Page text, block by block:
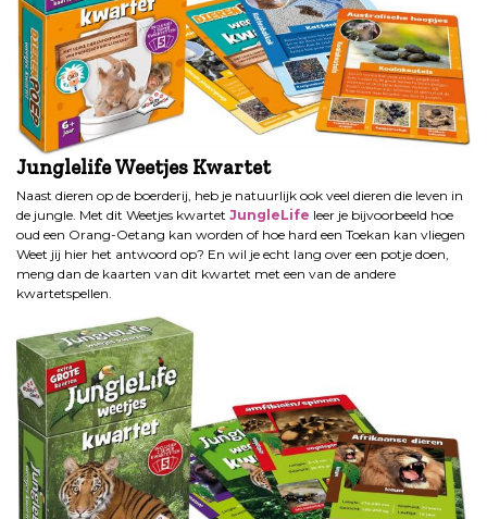
Junglelife Weetjes Kwartet
Naast dieren op de boerderij, heb je natuurlijk ook veel dieren die leven in
de jungle. Met dit Weetjes kwartet JungleLife leer je bijvoorbeeld hoe
oud een Orang-Oetang kan worden of hoe hard een Toekan kan vliegen
Weet jij hier het antwoord op? En wil je echt lang over een potje doen,
meng dan de kaarten van dit kwartet met een van de andere
kwartetspellen.